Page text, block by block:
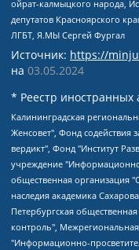
ойрат-калмыцкого народа,
депутатов Красноярского
ЛГБТ, Я.МЫ Сергей Фургал
Источник: https://
на 03.05.2024
* Реестр иностранных
Калининградская региональная общественная организация "Экозащита!-Женсовет", Фонд содействия защите прав и свобод граждан "Общественный вердикт", Фонд "Институт Развития Свободы Информации", Частное учреждение "Информационное агентство МЕМО. РУ", Региональная общественная организация "Общественная комиссия по сохранению наследия академика Сахарова", Фонд поддержки свободы прессы, Санкт-Петербургская общественная правозащитная организация "Гражданский контроль", Межрегиональная общественная организация "Информационно-просветительский центр "Мемориал", Региональный Фонд "Центр Защиты Прав Средств Массовой Информации", с 05.12.2023 Фонд "Центр Защиты Прав Средств массовой информации", Региональная общественная благотворительная организация помощи беженцам и мигрантам "Гражданское содействие", Негосударственное образовательное учреждение дополнительного профессионального образования (повышение квалификации) специалистов "АКАДЕМИЯ ПО ПРАВАМ ЧЕЛОВЕКА", Свердловская региональная общественная организация "Сутяжник", Автономная некоммерческая организация "Центр независимых социологических исследований", Союз общественных объединений "Российский исследовательский центр по правам человека", Региональное общественное учреждение научно-информационный центр "МЕМОРИАЛ", Некоммерческая организация "Фонд защиты гласности", Автономная некоммерческая организация "Институт прав человека", Городская общественная организация "Екатеринбургское общество "МЕМОРИАЛ", Городская общественная организация "Рязанское историко-просветительское и правозащитное общество "Мемориал" (Рязанский Мемориал), Челябинский региональный орган общественной самодеятельности – женское общественное объединение "Женщины Евразии", Челябинский региональный орган общественной самодеятельности "Уральская правозащитная группа", Фонд содействия защите здоровья и социальной справедливости имени Андрея Рылькова, Автономная Некоммерческая Организация "Аналитический Центр Юрия Левады", Автономная некоммерческая организация социальной поддержки населения "Проект Апрель", Региональная общественная организация помощи женщинам и детям, находящимся в кризисной ситуации "Информационно-методический центр "Анна", Фонд содействия развитию массовых коммуникаций и правовому просвещению "Так-так-Так", Фонд содействия устойчивому развитию "Серебряная тайга", Свердловский региональный общественный фонд социальных проектов "Новое время", "Idel.Реалии", Кавказ.Реалии, Крым.Реалии, Телеканал Настоящее Время, Татаро-башкирская служба Радио Свобода (Azatliq Radiosi), Радио Свободная Европа/Радио Свобода (PCE/PC), "Сибирь.Реалии", "Фактограф", Благотворительный фонд помощи осужденным и их семьям, Автономная некоммерческая организация "Институт глобализации и социальных движений", Фонд "В защиту прав заключенных", Частное учреждение "Центр поддержки и содействия развитию средств массовой информации", Пензенский региональный общественный благотворительный фонд "Гражданский союз", "Север.Реалии", Некоммерческая организация Фонд "Правовая инициатива", Общество с ограниченной ответственностью "Радио Свободная Европа/Радио Свобода", Чешское информационное агентство "MEDIUM-ORIENT", Красноярская региональная общественная организация "Мы против СПИДа", Камалягин Денис Николаевич, Маркелов Сергей Евгеньевич, Пономарев Лев Александрович, Савицкая Людмила Алексеевна, Автономная некоммерческая организация "Центр по работе с проблемой насилия "НАСИЛИЮ.НЕТ", Межрегиональный профессиональный союз работников здравоохранения "Альянс врачей", Юридическое лицо, зарегистрированное в Латвийской Республике, SIA "Medusa Project" (регистрационный номер 40103797863, дата регистрации 10.06.2014), Некоммерческая организация "Фонд по борьбе с коррупцией", Автономная некоммерческая организация "Институт права и публичной политики", Баданин Роман Сергеевич, Гликин Максим Александрович, Железнова Мария Михайловна, Лукьянова Юлия